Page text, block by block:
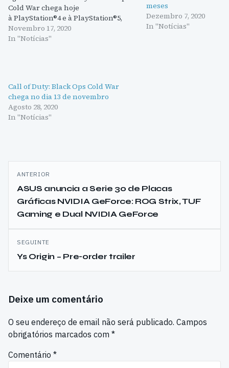
Cold War chega hoje
à PlayStation®4 e à PlayStation®5,
tanto em formato físico nos pontos
de venda habituais, como em
Cold War, que larga os…
Novembro 17, 2020
In "Notícias"
meses
Dezembro 7, 2020
In "Notícias"
Call of Duty: Black Ops Cold War
chega no dia 13 de novembro
Agosto 28, 2020
In "Notícias"
Navegação
de
artigos
ANTERIOR
ASUS anuncia a Serie 30 de Placas
Gráficas NVIDIA GeForce: ROG Strix, TUF
Gaming e Dual NVIDIA GeForce
SEGUINTE
Ys Origin – Pre-order trailer
Deixe um comentário
O seu endereço de email não será publicado. Campos
obrigatórios marcados com *
Comentário *